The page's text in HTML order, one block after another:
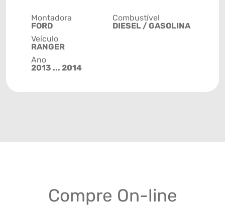
Montadora
FORD
Veículo
RANGER
Ano
2013 ... 2014
Combustível
DIESEL / GASOLINA
Compre On-line